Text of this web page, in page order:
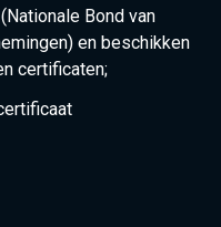
Bond van
en beschikken
certificaten;